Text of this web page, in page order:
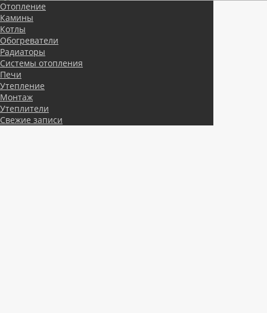
Отопление
Камины
Котлы
Обогреватели
Радиаторы
Системы отопления
Печи
Утепление
Монтаж
Утеплители
Свежие записи